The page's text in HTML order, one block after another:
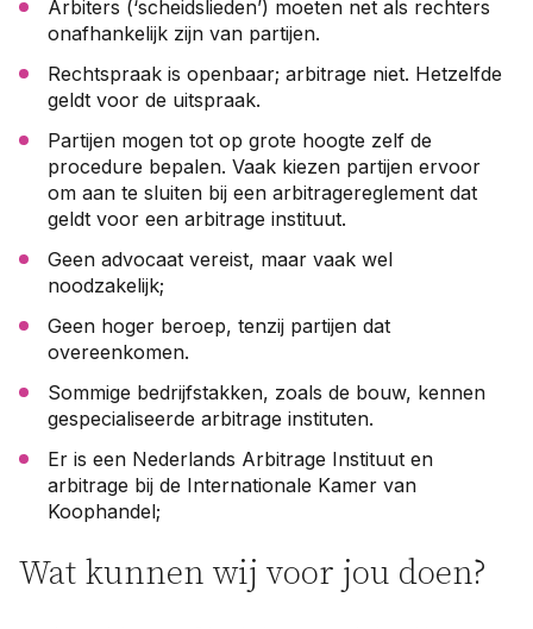
Arbiters (‘scheidslieden’) moeten net als rechters
onafhankelijk zijn van partijen.
Rechtspraak is openbaar; arbitrage niet. Hetzelfde
geldt voor de uitspraak.
Partijen mogen tot op grote hoogte zelf de
procedure bepalen. Vaak kiezen partijen ervoor
om aan te sluiten bij een arbitragereglement dat
geldt voor een arbitrage instituut.
Geen advocaat vereist, maar vaak wel
noodzakelijk;
Geen hoger beroep, tenzij partijen dat
overeenkomen.
Sommige bedrijfstakken, zoals de bouw, kennen
gespecialiseerde arbitrage instituten.
Er is een Nederlands Arbitrage Instituut en
arbitrage bij de Internationale Kamer van
Koophandel;
Wat kunnen wij voor jou doen?